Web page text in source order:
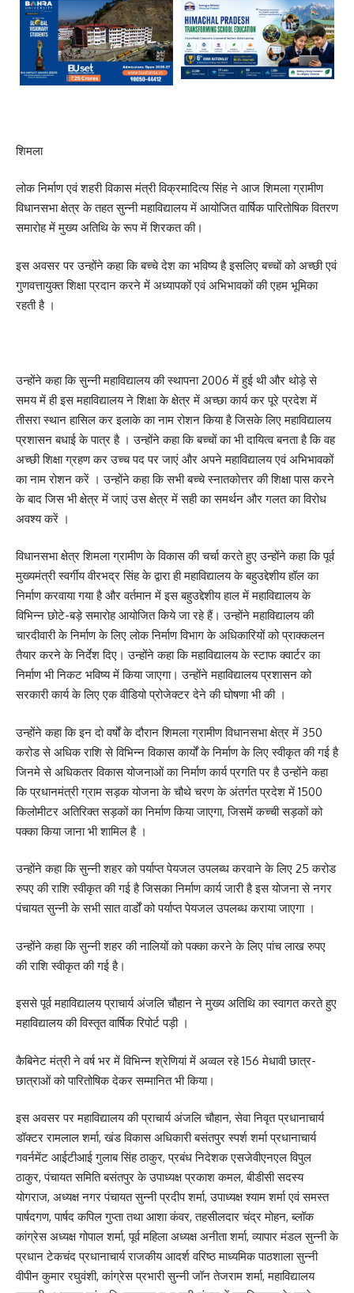
शिमला
लोक निर्माण एवं शहरी विकास मंत्री विक्रमादित्य सिंह ने आज शिमला ग्रामीण
विधानसभा क्षेत्र के तहत सुन्नी महाविद्यालय में आयोजित वार्षिक पारितोषिक वितरण
समारोह में मुख्य अतिथि के रूप में शिरकत की।
इस अवसर पर उन्होंने कहा कि बच्चे देश का भविष्य है इसलिए बच्चों को अच्छी एवं
गुणवत्तायुक्त शिक्षा प्रदान करने में अध्यापकों एवं अभिभावकों की एहम भूमिका
रहती है ।
उन्होंने कहा कि सुन्नी महाविद्यालय की स्थापना 2006 में हुई थी और थोड़े से
समय में ही इस महाविद्यालय ने शिक्षा के क्षेत्र में अच्छा कार्य कर पूरे प्रदेश में
तीसरा स्थान हासिल कर इलाके का नाम रोशन किया है जिसके लिए महाविद्यालय
प्रशासन बधाई के पात्र है । उन्होंने कहा कि बच्चों का भी दायित्व बनता है कि वह
अच्छी शिक्षा ग्रहण कर उच्च पद पर जाएं और अपने महाविद्यालय एवं अभिभावकों
का नाम रोशन करें । उन्होंने कहा कि सभी बच्चे स्नातकोत्तर की शिक्षा पास करने
के बाद जिस भी क्षेत्र में जाएं उस क्षेत्र में सही का समर्थन और गलत का विरोध
अवश्य करें ।
विधानसभा क्षेत्र शिमला ग्रामीण के विकास की चर्चा करते हुए उन्होंने कहा कि पूर्व
मुख्यमंत्री स्वर्गीय वीरभद्र सिंह के द्वारा ही महाविद्यालय के बहुउद्देशीय हॉल का
निर्माण करवाया गया है और वर्तमान में इस बहुउद्देशीय हाल में महाविद्यालय के
विभिन्न छोटे-बड़े समारोह आयोजित किये जा रहे हैं। उन्होंने महाविद्यालय की
चारदीवारी के निर्माण के लिए लोक निर्माण विभाग के अधिकारियों को प्राक्कलन
तैयार करने के निर्देश दिए। उन्होंने कहा कि महाविद्यालय के स्टाफ क्वार्टर का
निर्माण भी निकट भविष्य में किया जाएगा। उन्होंने महाविद्यालय प्रशासन को
सरकारी कार्य के लिए एक वीडियो प्रोजेक्टर देने की घोषणा भी की ।
उन्होंने कहा कि इन दो वर्षों के दौरान शिमला ग्रामीण विधानसभा क्षेत्र में 350
करोड से अधिक राशि से विभिन्न विकास कार्यों के निर्माण के लिए स्वीकृत की गई है
जिनमे से अधिकतर विकास योजनाओं का निर्माण कार्य प्रगति पर है उन्होंने कहा
कि प्रधानमंत्री ग्राम सड़क योजना के चौथे चरण के अंतर्गत प्रदेश में 1500
किलोमीटर अतिरिक्त सड़कों का निर्माण किया जाएगा, जिसमें कच्ची सड़कों को
पक्का किया जाना भी शामिल है ।
उन्होंने कहा कि सुन्नी शहर को पर्याप्त पेयजल उपलब्ध करवाने के लिए 25 करोड
रुपए की राशि स्वीकृत की गई है जिसका निर्माण कार्य जारी है इस योजना से नगर
पंचायत सुन्नी के सभी सात वार्डों को पर्याप्त पेयजल उपलब्ध कराया जाएगा ।
उन्होंने कहा कि सुन्नी शहर की नालियों को पक्का करने के लिए पांच लाख रुपए
की राशि स्वीकृत की गई है।
इससे पूर्व महाविद्यालय प्राचार्य अंजलि चौहान ने मुख्य अतिथि का स्वागत करते हुए
महाविद्यालय की विस्तृत वार्षिक रिपोर्ट पड़ी ।
कैबिनेट मंत्री ने वर्ष भर में विभिन्न श्रेणियां में अव्वल रहे 156 मेधावी छात्र-
छात्राओं को पारितोषिक देकर सम्मानित भी किया।
इस अवसर पर महाविद्यालय की प्राचार्य अंजलि चौहान, सेवा निवृत प्रधानाचार्य
डॉक्टर रामलाल शर्मा, खंड विकास अधिकारी बसंतपुर स्पर्श शर्मा प्रधानाचार्य
गवर्नमेंट आईटीआई गुलाब सिंह ठाकुर, प्रबंध निदेशक एसजेवीएनएल विपुल
ठाकुर, पंचायत समिति बसंतपुर के उपाध्यक्ष प्रकाश कमल, बीडीसी सदस्य
योगराज, अध्यक्ष नगर पंचायत सुन्नी प्रदीप शर्मा, उपाध्यक्ष श्याम शर्मा एवं समस्त
पार्षदगण, पार्षद कपिल गुप्ता तथा आशा कंवर, तहसीलदार चंद्र मोहन, ब्लॉक
कांग्रेस अध्यक्ष गोपाल शर्मा, पूर्व महिला अध्यक्ष अनीता शर्मा, व्यापार मंडल सुन्नी के
प्रधान टेकचंद प्रधानाचार्य राजकीय आदर्श वरिष्ठ माध्यमिक पाठशाला सुन्नी
वीपीन कुमार रघुवंशी, कांग्रेस प्रभारी सुन्नी जॉन तेजराम शर्मा, महाविद्यालय